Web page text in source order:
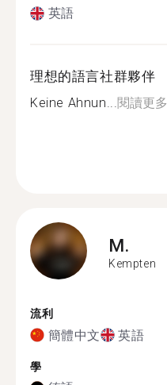
英語
理想的語言社群夥伴
Keine Ahnun...閱讀更多
M.
Kempten
流利
簡體中文 英語
學